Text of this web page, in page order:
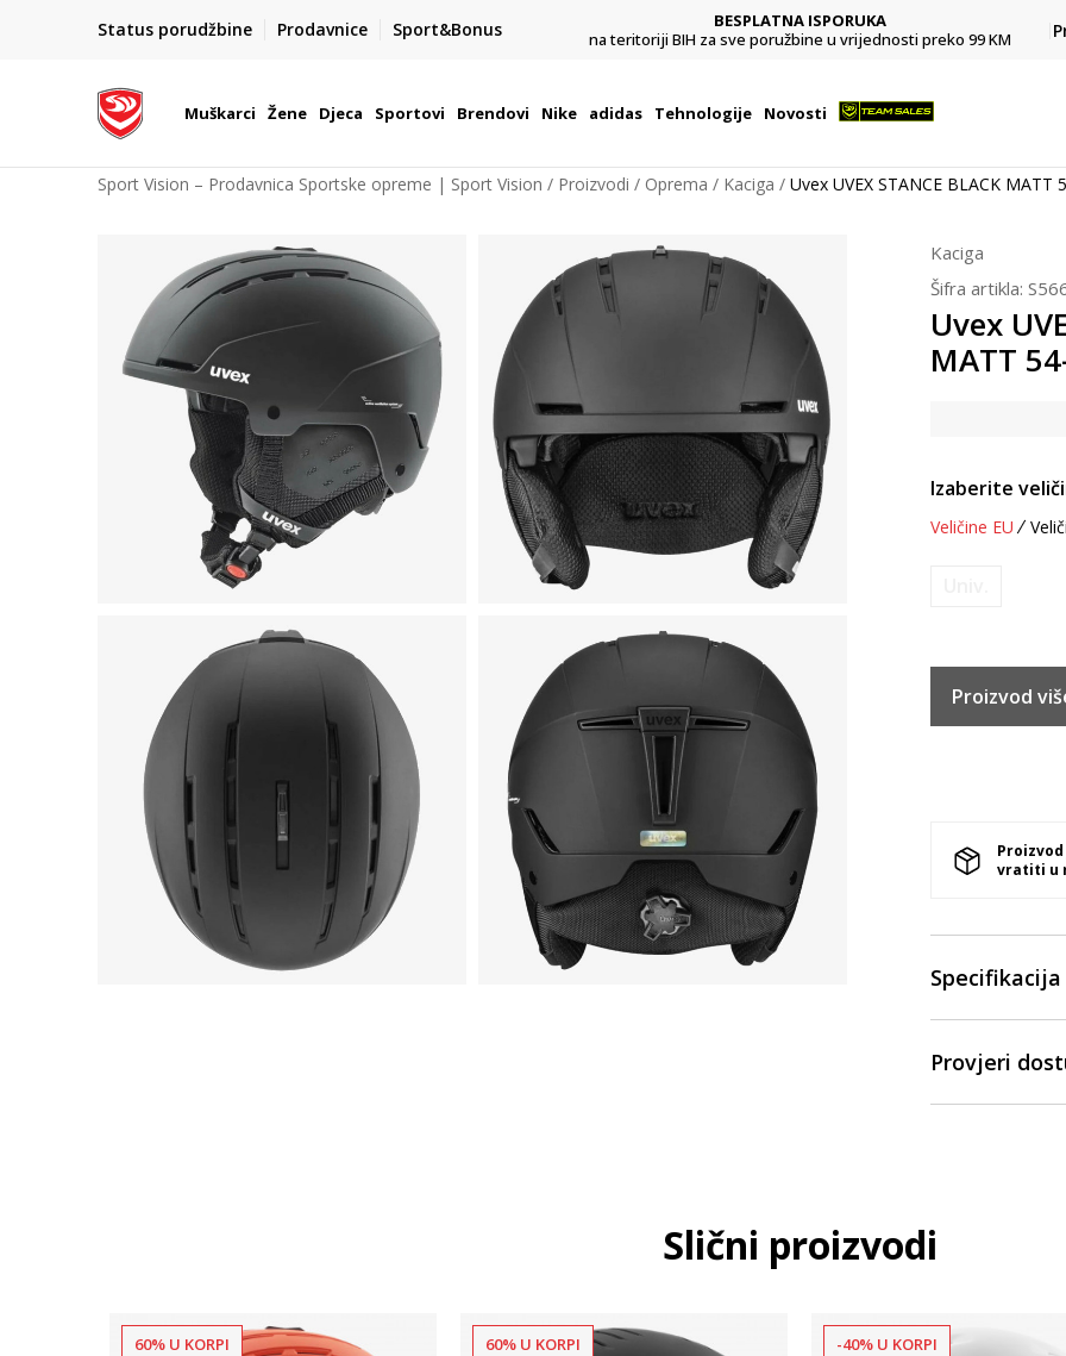
Status porudžbine Prodavnice Sport&Bonus
POZOVITE NAS NA : 055/490-400
Pon-Pet od 9h - 16h
BESPLATNA ISPORUKA
na teritoriji BIH za sve poružbine u vrijednosti preko 99 KM
Muškarci Žene Djeca Sportovi Brendovi Nike adidas Tehnologije Novosti
Sport Vision – Prodavnica Sportske opreme | Sport Vision Proizvodi Oprema Kaciga Uvex UVEX STANCE BLACK MATT
Kaciga
Šifra artikla:
Uvex
MATT
Izaberite
Veličine EU
Proizvod
vratiti u
Specifikacija
Provjeri
Slični proizvodi
60% U KORPI 60% U KORPI -40% U KORPI